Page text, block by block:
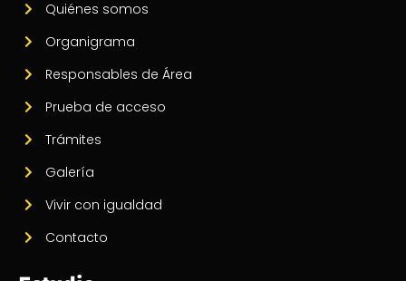
Quiénes somos
Organigrama
Responsables de Área
Prueba de acceso
Trámites
Galería
Vivir con igualdad
Contacto